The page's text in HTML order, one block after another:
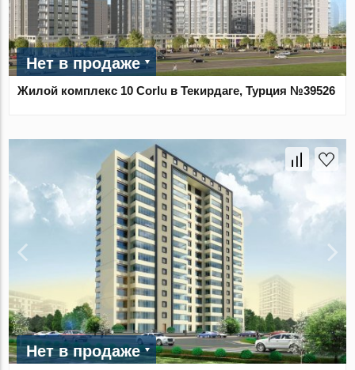
Нет в продаже
Жилой комплекс 10 Corlu в Текирдаге, Турция №39526
Нет в продаже